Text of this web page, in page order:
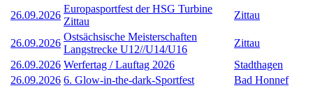
26.09.2026
Europasportfest der HSG Turbine
Zittau
Zittau
26.09.2026
Ostsächsische Meisterschaften
Langstrecke U12//U14/U16
Zittau
26.09.2026 Werfertag / Lauftag 2026
Stadthagen
26.09.2026 6. Glow-in-the-dark-Sportfest
Bad Honnef